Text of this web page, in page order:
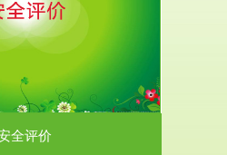
全评价